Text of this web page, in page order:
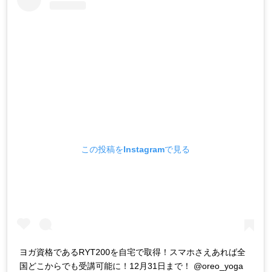
この投稿をInstagramで見る
ヨガ資格であるRYT200を自宅で取得！スマホさえあれば全
国どこからでも受講可能に！12月31日まで！ @oreo_yoga